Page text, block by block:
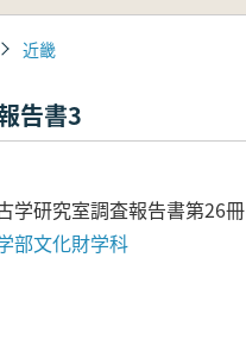
近畿
告書3
学研究室調査報告書第26冊
部文化財学科